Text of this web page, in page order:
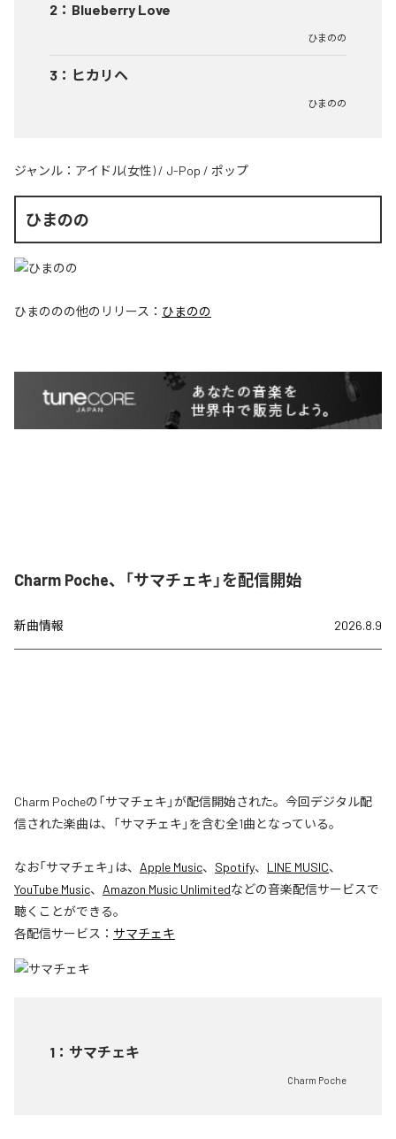
2 ： Blueberry Love
ひまのの
3 ： ヒカリヘ
ひまのの
ジャンル： アイドル(女性) / J-Pop / ポップ
ひまのの
ひまののの他のリリース： ひまのの
Charm Poche、「サマチェキ」を配信開始
新曲情報 2026.8.9
Charm Pocheの「サマチェキ」が配信開始された。今回デジタル配
信された楽曲は、「サマチェキ」を含む全1曲となっている。
なお「サマチェキ 」は、 Apple Music、 Spotify、 LINE MUSIC、
YouTube Music、 Amazon Music Unlimitedなどの音楽配信サービスで
聴くことができる。
各配信サービス： サマチェキ
1 ： サマチェキ
Charm Poche